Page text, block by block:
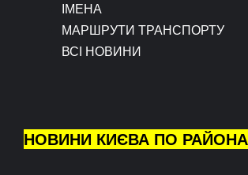
ІМЕНА
МАРШРУТИ ТРАНСПОРТУ
ВСІ НОВИНИ
НОВИНИ КИЄВА ПО